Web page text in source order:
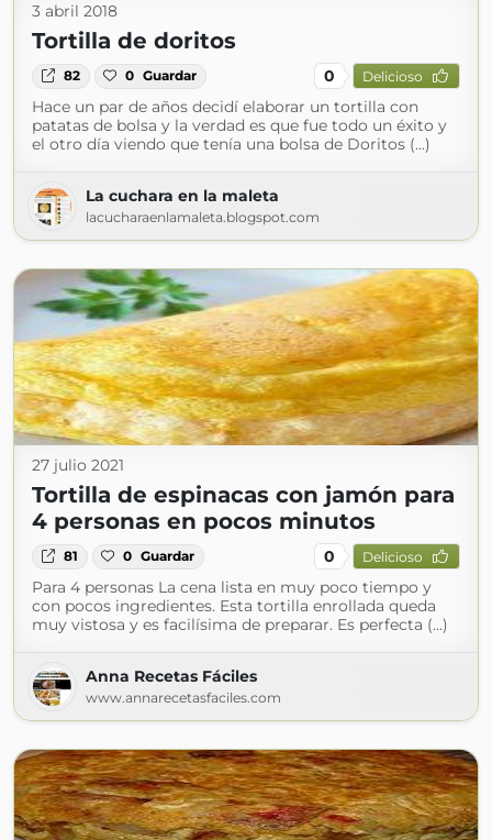
3 abril 2018
Tortilla de doritos
82 0 Guardar 0 Delicioso
Hace un par de años decidí elaborar un tortilla con
patatas de bolsa y la verdad es que fue todo un éxito y
el otro día viendo que tenía una bolsa de Doritos (...)
La cuchara en la maleta
lacucharaenlamaleta.blogspot.com
27 julio 2021
Tortilla de espinacas con jamón para
4 personas en pocos minutos
81 0 Guardar 0 Delicioso
Para 4 personas La cena lista en muy poco tiempo y
con pocos ingredientes. Esta tortilla enrollada queda
muy vistosa y es facilísima de preparar. Es perfecta (...)
Anna Recetas Fáciles
www.annarecetasfaciles.com